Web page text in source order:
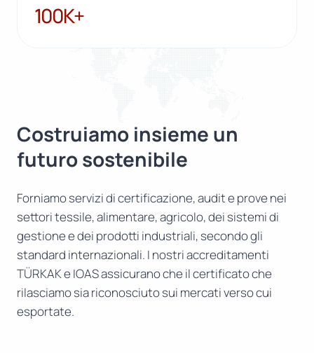
100K+
100K+
Costruiamo insieme un
futuro sostenibile
Forniamo servizi di certificazione, audit e prove nei
settori tessile, alimentare, agricolo, dei sistemi di
gestione e dei prodotti industriali, secondo gli
standard internazionali. I nostri accreditamenti
TÜRKAK e IOAS assicurano che il certificato che
rilasciamo sia riconosciuto sui mercati verso cui
esportate.